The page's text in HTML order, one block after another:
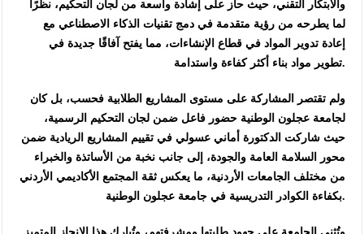
والابتكار التقني، حيث حاز على إشادة واسعة من لجان التحكيم، نظرًا
لما يطرحه من رؤية متقدمة في دمج تقنيات الذكاء الاصطناعي مع
إعادة تدوير المواد في قطاع الإنشاءات، مما يفتح آفاقًا جديدة في
تطوير مواد بناء أكثر كفاءة واستدامة.
ولم تقتصر المشاركة على مستوى المشاريع الطلابية فحسب، بل كان
لجامعة عجلون الوطنية حضور فاعل ضمن لجان التحكيم الرسمية،
حيث شاركت الدكتورة أماني عسولي في تقييم المشاريع الريادية ضمن
محور السلامة العامة والجودة، إلى جانب نخبة من الأساتذة والخبراء
من مختلف الجامعات الأردنية، ما يعكس ثقة المجتمع الأكاديمي الأردني
بكفاءة الكوادر التدريسية في جامعة عجلون الوطنية.